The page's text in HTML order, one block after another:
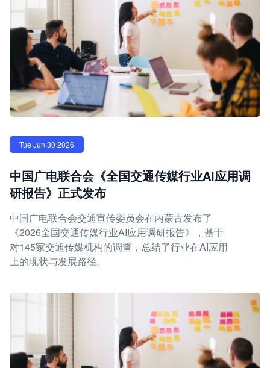
Tue Jun 30 2026
中国广电联合会《全国交通传媒行业AI应用调
研报告》正式发布
中国广电联合会交通宣传委员会在内蒙古发布了
《2026全国交通传媒行业AI应用调研报告》，基于
对145家交通传媒机构的调查，总结了行业在AI应用
上的现状与发展路径。